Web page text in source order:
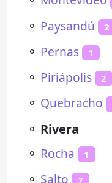
⚬ Paysandú 2
⚬ Pernas 1
⚬ Piriápolis 2
⚬ Quebracho
⚬ Rivera
⚬ Rocha 1
⚬ Salto 7